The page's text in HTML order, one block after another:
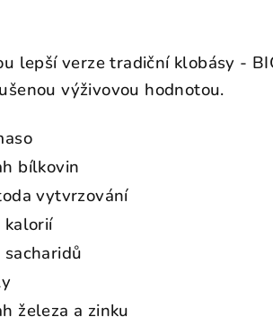
lepší verze tradiční klobásy -
výživovou hodnotou.
bílkovin
vytvrzování
kalorií
železa a zinku